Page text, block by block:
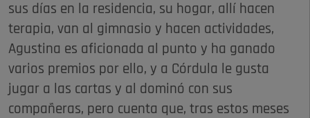
sus días en la residencia, su hogar, allí hacen
terapia, van al gimnasio y hacen actividades,
Agustina es aficionada al punto y ha ganado
varios premios por ello, y a Córdula le gusta
jugar a las cartas y al dominó con sus
compañeras, pero cuenta que, tras estos meses